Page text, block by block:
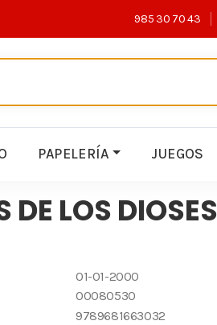
985 30 70 43
PAPELERÍA JUEGOS
DE LOS DIOSES
01-01-2000
00080530
9789681663032